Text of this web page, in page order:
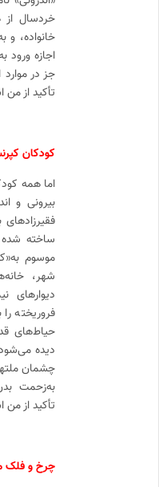
خردسال
خانواده،
اجازه ورود
تأکید از
کودکان
اما همه
بیرونی و
ساخته
موسوم
شهر،
دیوارهای
فروریخته
حیاط‌های
دیده
چشمان
تأکید از
چرخ و